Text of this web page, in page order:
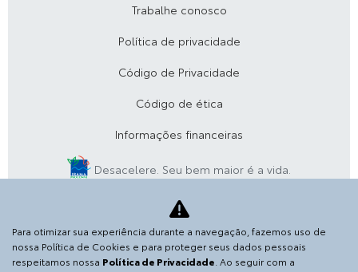
Trabalhe conosco
Política de privacidade
Código de Privacidade
Código de ética
Informações financeiras
Desacelere. Seu bem maior é a vida.
SGA VEICULOS E PECAS S.A.
36.152.916/0003-76
Para otimizar sua experiência durante a navegação, fazemos uso de
nossa Política de Cookies e para proteger seus dados pessoais
respeitamos nossa Política de Privacidade . Ao seguir com a